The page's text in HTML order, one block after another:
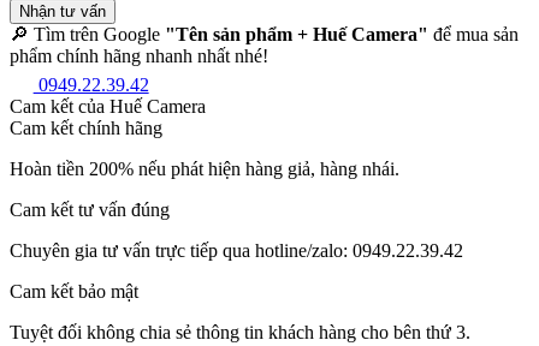
Nhận tư vấn
🔎 Tìm trên Google "Tên sản phẩm + Huế Camera" để mua sản
phẩm chính hãng nhanh nhất nhé!
0949.22.39.42
Cam kết của Huế Camera
Cam kết chính hãng
Hoàn tiền 200% nếu phát hiện hàng giả, hàng nhái.
Cam kết tư vấn đúng
Chuyên gia tư vấn trực tiếp qua hotline/zalo: 0949.22.39.42
Cam kết bảo mật
Tuyệt đối không chia sẻ thông tin khách hàng cho bên thứ 3.